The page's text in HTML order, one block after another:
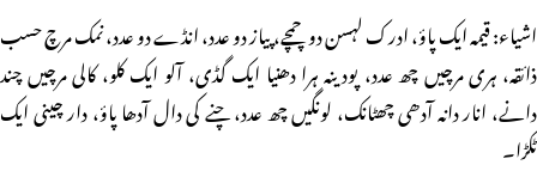
اشیاء: قیمہ ایک پاؤ، ادرک لہسن دو چمچے، پیاز دو عدد، انڈے دو عدد، نمک مرچ حسب
ذائقہ، ہری مرچیں چھ عدد، پودینہ ہرا دھنیا ایک گڈی، آلو ایک کلو، کالی مرچیں چند
دانے، انار دانہ آدھی چھٹانک، لونگیں چھ عدد، چنے کی دال آدھا پاؤ، دار چینی ایک
ٹکڑا۔